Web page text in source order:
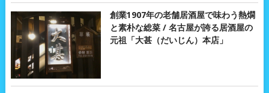
創業1907年の老舗居酒屋で味わう熱燗
と素朴な総菜 / 名古屋が誇る居酒屋の
元祖「大甚（だいじん）本店」